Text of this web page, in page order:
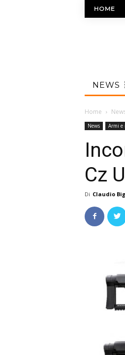
HOME
NEWS
Home
News Armi
Cz
Di Claudio